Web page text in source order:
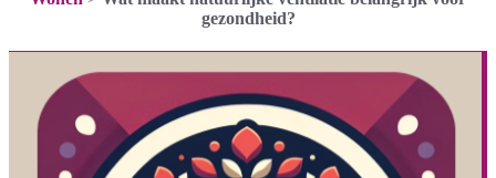
gezondheid?